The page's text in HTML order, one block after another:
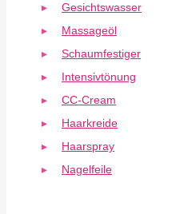
Gesichtswasser
Massageöl
Schaumfestiger
Intensivtönung
CC-Cream
Haarkreide
Haarspray
Nagelfeile